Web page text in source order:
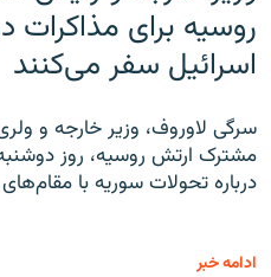
روسیه برای مذاکرات
اسرائیل سفر می‌کنند
سرگی لاوروف، وزیر خارجه و
مشترک ارتش روسیه، روز
درباره تحولات سوریه با
ادامه خبر